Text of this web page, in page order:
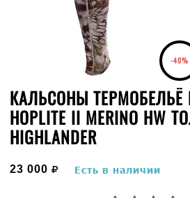
-40%
КАЛЬСОНЫ ТЕРМОБЕЛЬЁ
HOPLITE II MERINO HW
HIGHLANDER
23 000 руб.
Есть в наличии